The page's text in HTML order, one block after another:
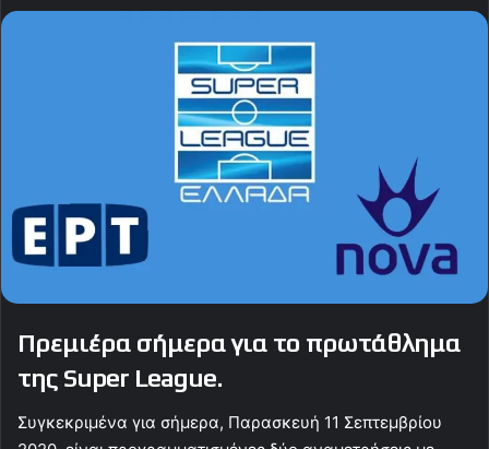
Πρεμιέρα σήμερα για το πρωτάθλημα
της Super League.
Συγκεκριμένα για σήμερα, Παρασκευή 11 Σεπτεμβρίου